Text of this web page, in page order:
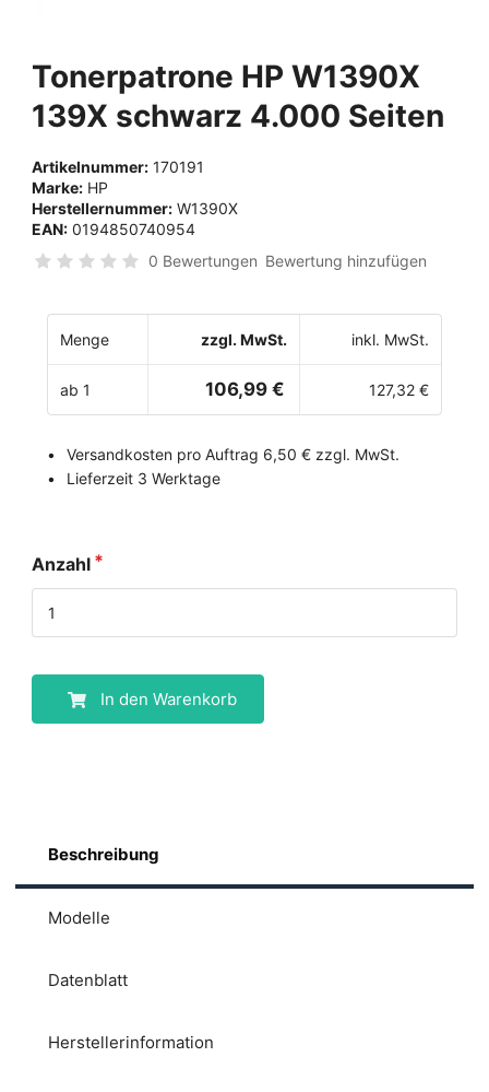
Tonerpatrone HP W1390X
139X schwarz 4.000 Seiten
Artikelnummer: 170191
Marke: HP
Herstellernummer: W1390X
EAN: 0194850740954
0 Bewertungen Bewertung hinzufügen
Menge zzgl. MwSt. inkl. MwSt.
ab 1 106,99 € 127,32 €
Versandkosten pro Auftrag 6,50 € zzgl. MwSt.
Lieferzeit 3 Werktage
Anzahl
In den Warenkorb
Beschreibung
Modelle
Datenblatt
Herstellerinformation